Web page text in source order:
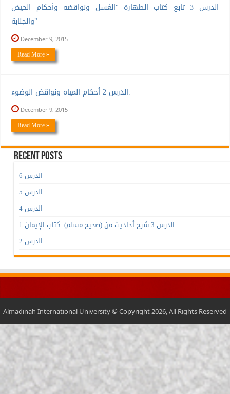
الدرس 3 تابع كتاب الطهارة "الغسل ونواقضه وأحكام الحيض
والجنابة"
December 9, 2015
Read More »
الدرس 2 أحكام المياه ونواقض الوضوء.
December 9, 2015
Read More »
Recent Posts
الدرس 6
الدرس 5
الدرس 4
الدرس 3 شرح أحاديث من (صحيح مسلم): كتاب الإيمان 1
الدرس 2
Almadinah International University © Copyright 2026, All Rights Reserved